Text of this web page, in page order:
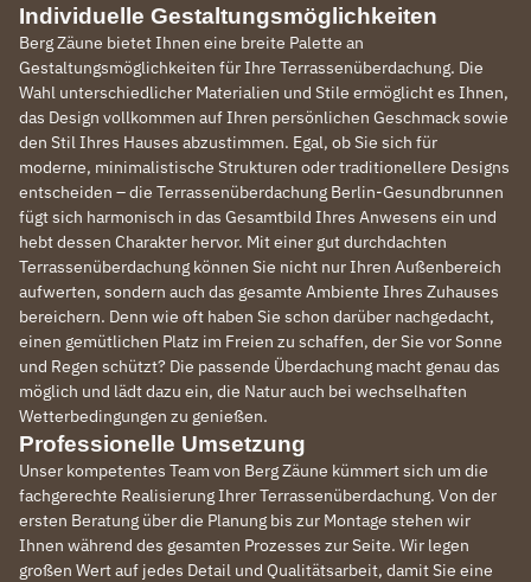
Individuelle Gestaltungsmöglichkeiten
Berg Zäune bietet Ihnen eine breite Palette an
Gestaltungsmöglichkeiten für Ihre Terrassenüberdachung. Die
Wahl unterschiedlicher Materialien und Stile ermöglicht es Ihnen,
das Design vollkommen auf Ihren persönlichen Geschmack sowie
den Stil Ihres Hauses abzustimmen. Egal, ob Sie sich für
moderne, minimalistische Strukturen oder traditionellere Designs
entscheiden – die Terrassenüberdachung Berlin-Gesundbrunnen
fügt sich harmonisch in das Gesamtbild Ihres Anwesens ein und
hebt dessen Charakter hervor. Mit einer gut durchdachten
Terrassenüberdachung können Sie nicht nur Ihren Außenbereich
aufwerten, sondern auch das gesamte Ambiente Ihres Zuhauses
bereichern. Denn wie oft haben Sie schon darüber nachgedacht,
einen gemütlichen Platz im Freien zu schaffen, der Sie vor Sonne
und Regen schützt? Die passende Überdachung macht genau das
möglich und lädt dazu ein, die Natur auch bei wechselhaften
Wetterbedingungen zu genießen.
Professionelle Umsetzung
Unser kompetentes Team von Berg Zäune kümmert sich um die
fachgerechte Realisierung Ihrer Terrassenüberdachung. Von der
ersten Beratung über die Planung bis zur Montage stehen wir
Ihnen während des gesamten Prozesses zur Seite. Wir legen
großen Wert auf jedes Detail und Qualitätsarbeit, damit Sie eine